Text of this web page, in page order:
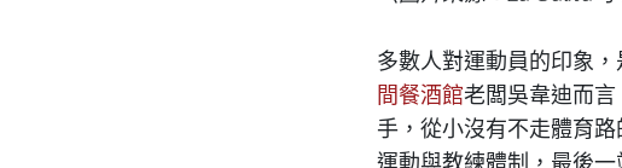
多數人對運動員的印象
間餐酒館老闆吳韋迪而
手，從小沒有不走體育
運動與教練體制，最後